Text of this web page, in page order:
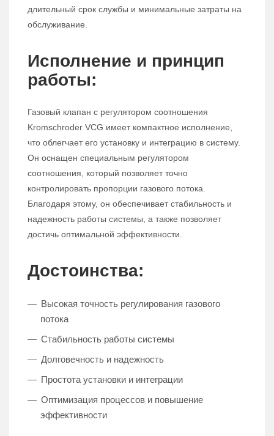
длительный срок службы и минимальные затраты на
обслуживание.
Исполнение и принцип
работы:
Газовый клапан с регулятором соотношения
Kromschroder VCG имеет компактное исполнение,
что облегчает его установку и интеграцию в систему.
Он оснащен специальным регулятором
соотношения, который позволяет точно
контролировать пропорции газового потока.
Благодаря этому, он обеспечивает стабильность и
надежность работы системы, а также позволяет
достичь оптимальной эффективности.
Достоинства:
Высокая точность регулирования газового
потока
Стабильность работы системы
Долговечность и надежность
Простота установки и интеграции
Оптимизация процессов и повышение
эффективности